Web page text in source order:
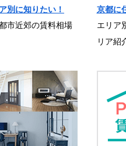
別に知りたい！
市近郊の賃料相場
京都に
エリア
リア紹